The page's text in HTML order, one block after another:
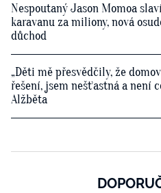
Nespoutaný Jason Momoa
karavanu za miliony, nová
důchod
„Děti mě přesvědčily, že
řešení, jsem nešťastná a není
Alžběta